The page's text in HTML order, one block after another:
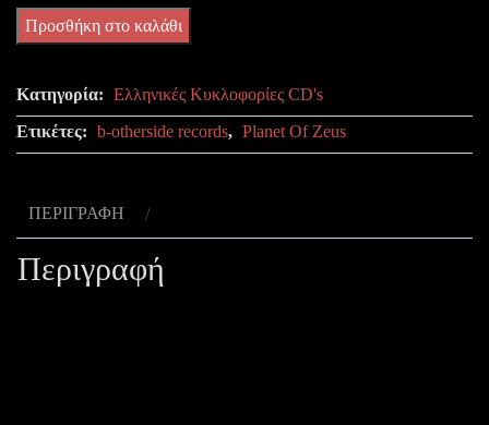
Planet
-
eleven
hard
way
ποσότητα
Προσθήκη στο καλάθι
Κατηγορία: Ελληνικές Κυκλοφορίες CD's
Ετικέτες: b-otherside records, Planet Of Zeus
ΠΕΡΙΓΡΑΦΉ
Περιγραφή